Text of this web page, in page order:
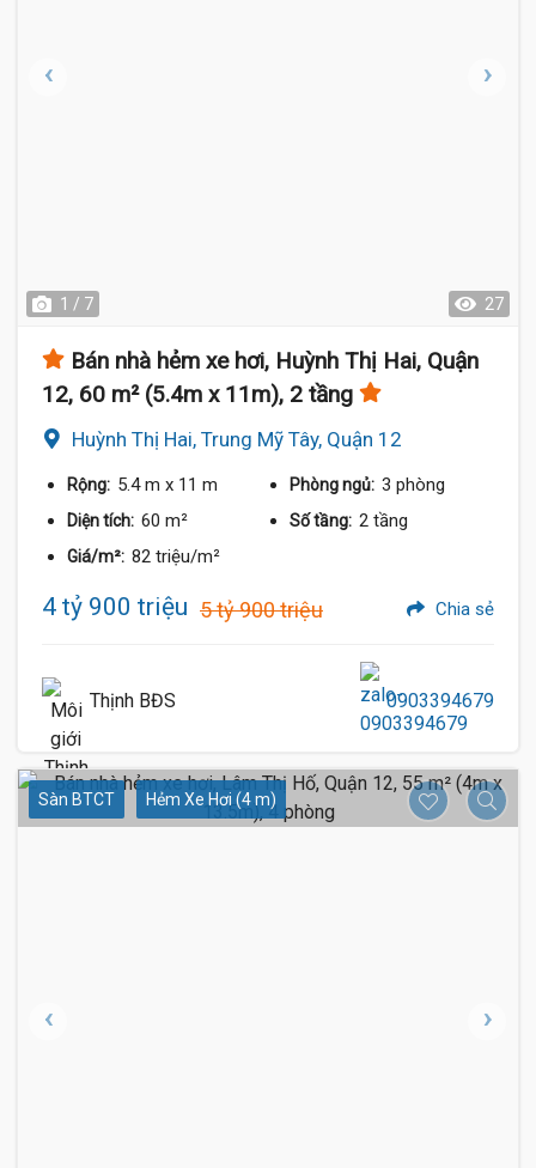
1 / 7 27
Bán nhà hẻm xe hơi, Huỳnh Thị Hai, Quận
12, 60 m² (5.4m x 11m), 2 tầng
Huỳnh Thị Hai, Trung Mỹ Tây, Quận 12
Rộng: 5.4 m x 11 m Phòng ngủ: 3 phòng
Diện tích: 60 m² Số tầng: 2 tầng
Giá/m²: 82 triệu/m²
4 tỷ 900 triệu 5 tỷ 900 triệu Chia sẻ
Thịnh BĐS 0903394679
Sàn BTCT Hẻm Xe Hơi (4 m)